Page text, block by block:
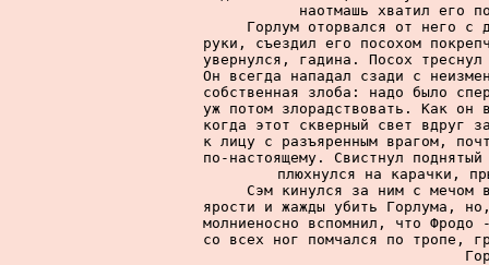
наотмашь хватил его
Горлум оторвался от него с
руки, съездил его посохом
увернулся, гадина. Посох
Он всегда нападал сзади с
собственная злоба: надо было
уж потом злорадствовать. Как он
когда этот скверный свет вдруг
к лицу с разъяренным врагом,
по-настоящему. Свистнул
плюхнулся на карачки,
Сэм кинулся за ним с мечом
ярости и жажды убить Горлума,
молниеносно вспомнил, что
со всех ног помчался по тропе,